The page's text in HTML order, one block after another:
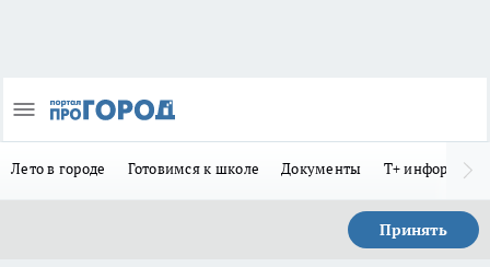
Лето в городе Готовимся к школе Документы Т+
Принять